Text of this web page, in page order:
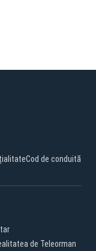
Cod de conduită
de Teleorman